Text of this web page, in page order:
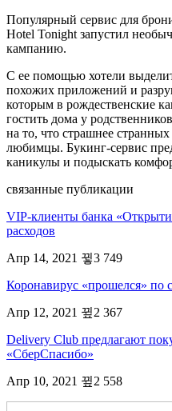
Популярный сервис для
Hotel Tonight запустил
кампанию.
С ее помощью хотели
похожих приложений и
которым в рождественские
гостить дома у
на то, что страшнее
любимцы. Букинг-сервис
каникулы и подыскать
связанные публикации
VIP-клиенты банка
расходов
Апр 14, 2021
3 749
Коронавирус «прошелся» по
Апр 12, 2021
2 367
Delivery Club предлагают
«СберСпасибо»
Апр 10, 2021
2 558